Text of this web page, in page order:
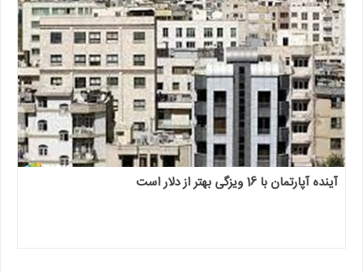
آینده آپارتمان با 16 ویزگی بهتر از دلار است